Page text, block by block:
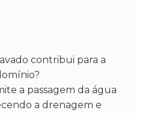
contribui para a
a passagem da água
a drenagem e